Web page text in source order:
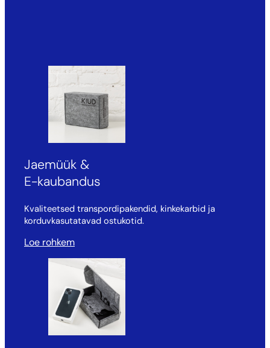
Jaemüük &
E-kaubandus
Kvaliteetsed transpordipakendid, kinkekarbid ja
korduvkasutatavad ostukotid.
Loe rohkem